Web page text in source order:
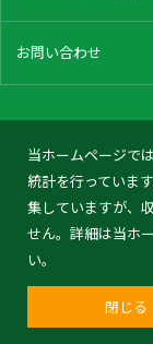
当ホームページで
統計を行っていま
集していますが、
せん。詳細は当ホ
い。
閉じる
お問い合わせ